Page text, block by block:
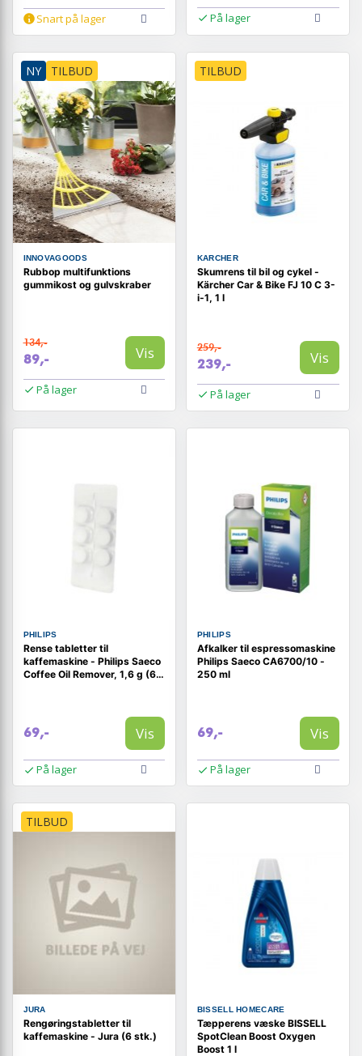
Snart på lager På lager
NY TILBUD
INNOVAGOODS
Rubbop multifunktions
gummikost og gulvskraber
134,-
89,- Vis
På lager
TILBUD
KARCHER
Skumrens til bil og cykel -
Kärcher Car & Bike FJ 10 C 3-
i-1, 1 l
259,-
239,- Vis
På lager
PHILIPS
Rense tabletter til
kaffemaskine - Philips Saeco
Coffee Oil Remover, 1,6 g (6
69,- Vis
På lager
PHILIPS
Afkalker til espressomaskine
Philips Saeco CA6700/10 -
250 ml
69,- Vis
På lager
TILBUD
JURA
Rengøringstabletter til
kaffemaskine - Jura (6 stk.)
BISSELL HOMECARE
Tæpperens væske BISSELL
SpotClean Boost Oxygen
Boost 1 l